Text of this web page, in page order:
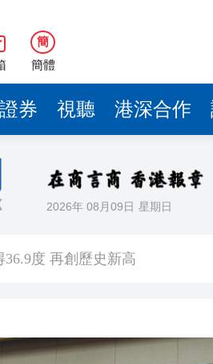
簡
簡體
證券 視聽 港深合作
2026年 08月09日 星期日
36.9度 再創歷史新高
港區人大代表團安徽考察 黃